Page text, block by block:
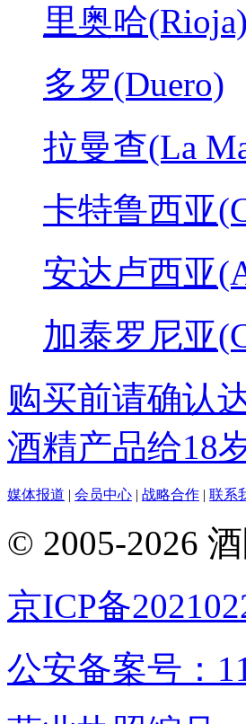
里奥哈(Rioja)
多罗(Duero)
拉曼查(La
卡特鲁西亚
安达卢西亚
加泰罗尼亚
购买前请确认
酒精产品给18
媒体报道 | 会员中心 | 战略合作 | 联系
© 2005-2026
京ICP备
公安备案号：